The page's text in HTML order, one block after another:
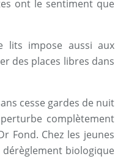
ont le sentiment que
lits impose aussi aux
des places libres dans
cesse gardes de nuit
complètement
Fond. Chez les jeunes
biologique